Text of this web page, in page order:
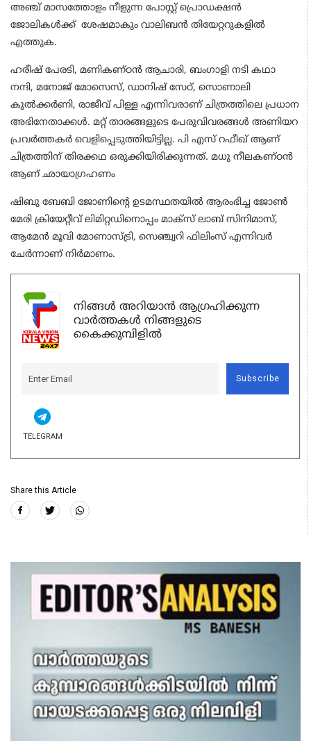
അഞ്ച് മാസത്തോളം നീളുന്ന പോസ്റ്റ് പ്രൊഡക്ഷൻ
ജോലികൾക്ക് ശേഷമാകും വാലിബൻ തിയേറ്ററുകളിൽ
എത്തുക.
ഹരീഷ് പേരടി, മണികണ്ഠന്‍ ആചാരി, ബംഗാളി നടി കഥാ
നന്ദി, മനോജ് മോസെസ്, ഡാനിഷ് സേഠ്, സൊണാലി
കുല്‍ക്കര്‍ണി, രാജീവ് പിള്ള എന്നിവരാണ് ചിത്രത്തിലെ പ്രധാന
അഭിനേതാക്കള്‍. മറ്റ് താരങ്ങളുടെ പേരുവിവരങ്ങള്‍ അണിയറ
പ്രവര്‍ത്തകര്‍ വെളിപ്പെടുത്തിയിട്ടില്ല. പി എസ് റഫീഖ് ആണ്
ചിത്രത്തിന് തിരക്കഥ ഒരുക്കിയിരിക്കുന്നത്. മധു നീലകണ്ഠന്‍
ആണ് ഛായാഗ്രഹണം
ഷിബു ബേബി ജോണിന്‍റെ ഉടമസ്ഥതയില്‍ ആരംഭിച്ച ജോണ്‍
മേരി ക്രിയേറ്റീവ് ലിമിറ്റഡിനൊപ്പം മാക്‌സ് ലാബ് സിനിമാസ്,
ആമേന്‍ മൂവി മോണാസ്ട്രി, സെഞ്ച്വറി ഫിലിംസ് എന്നിവര്‍
ചേര്‍ന്നാണ് നിര്‍മാണം.
നിങ്ങൾ അറിയാൻ ആഗ്രഹിക്കുന്ന
വാർത്തകൾ നിങ്ങളുടെ
കൈക്കുമ്പിളിൽ
Subscribe
TELEGRAM
Share this Article